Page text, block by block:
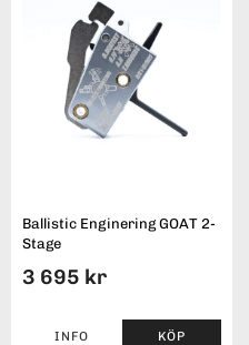
Ballistic Enginering GOAT 2-
Stage
3 695 kr
INFO KÖP